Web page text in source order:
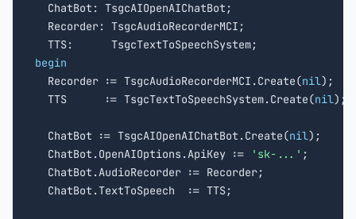
ChatBot: TsgcAIOpenAIChatBot;
  Recorder: TsgcAudioRecorderMCI;
begin
Recorder := TsgcAudioRecorderMCI.Create(nil);
  TTS      := TsgcTextToSpeechSystem.Create(
nil);
  ChatBot := TsgcAIOpenAIChatBot.Create(
nil);
  ChatBot.OpenAIOptions.ApiKey :=
'sk-...' ;
  ChatBot.AudioRecorder := Recorder;
  ChatBot.TextToSpeech  := TTS;